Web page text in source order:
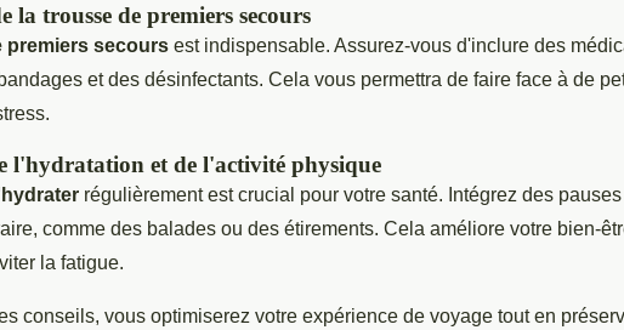
la trousse de premiers secours
premiers secours est indispensable. Assurez-vous d'inclure des
et des désinfectants. Cela vous permettra de faire face à de
l'hydratation et de l'activité physique
régulièrement est crucial pour votre santé. Intégrez des
comme des balades ou des étirements. Cela améliore votre bien-
la fatigue.
conseils, vous optimiserez votre expérience de voyage tout en